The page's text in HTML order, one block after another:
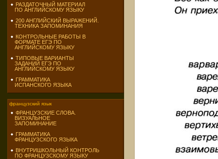
РАЗДАТОЧНЫЙ МАТЕРИАЛ
ПО АНГЛИЙСКОМУ ЯЗЫКУ
200 АНГЛИЙСКИЙ ВЫРАЖЕНИЙ.
ТЕХНИКА ЗАПОМИНАНИЯ
КОНТРОЛЬНЫЕ РАБОТЫ В
ФОРМАТЕ ЕГЭ ПО
АНГЛИЙСКОМУ ЯЗЫКУ
ТИПОВЫЕ ВАРИАНТЫ
ЗАДАНИЙ ЕГЭ ПО
АНГЛИЙСКОМУ ЯЗЫКУ
ГРАММАТИКА
ИСПАНСКОГО ЯЗЫКА
французский язык
ФРАНЦУЗСКИЕ СЛОВА.
ВИЗУАЛЬНОЕ
ЗАПОМИНАНИЕ
ГРАММАТИКА
ФРАНЦУЗСКОГО ЯЗЫКА
ВНУТРИШКОЛЬНЫЙ КОНТРОЛЬ
ПО ФРАНЦУЗСКОМУ ЯЗЫКУ